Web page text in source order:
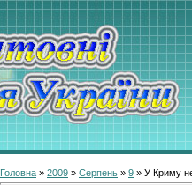
Головна » 2009 » Серпень » 9 » У Криму